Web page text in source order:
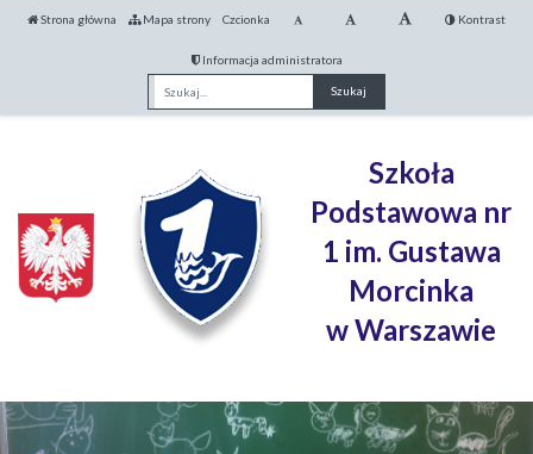
Strona główna Mapa strony Czcionka Kontrast
Informacja administratora
Fraza
Szkoła
Podstawowa nr
1 im. Gustawa
Morcinka
w Warszawie